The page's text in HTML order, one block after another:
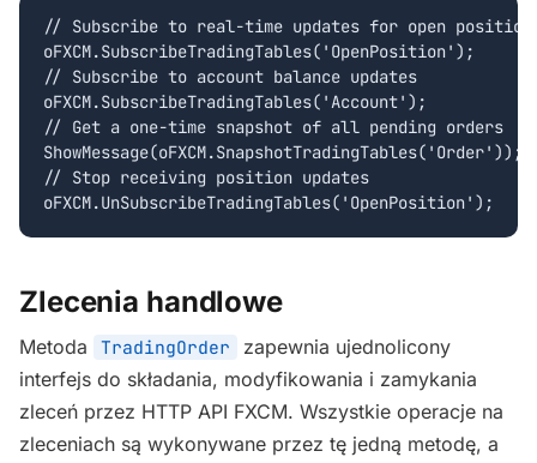
// Subscribe to real-time updates for open
oFXCM.SubscribeTradingTables('OpenPosition');
// Subscribe to account balance updates
oFXCM.SubscribeTradingTables('Account');
// Get a one-time snapshot of all pending orders
ShowMessage(oFXCM.SnapshotTradingTables('Order'));
// Stop receiving position updates
oFXCM.UnSubscribeTradingTables('OpenPosition');
Zlecenia handlowe
Metoda TradingOrder
zapewnia ujednolicony
interfejs do składania, modyfikowania i zamykania
zleceń przez HTTP API FXCM. Wszystkie operacje na
zleceniach są wykonywane przez tę jedną metodę, a